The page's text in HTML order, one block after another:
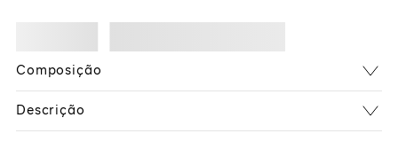
Composição
Descrição